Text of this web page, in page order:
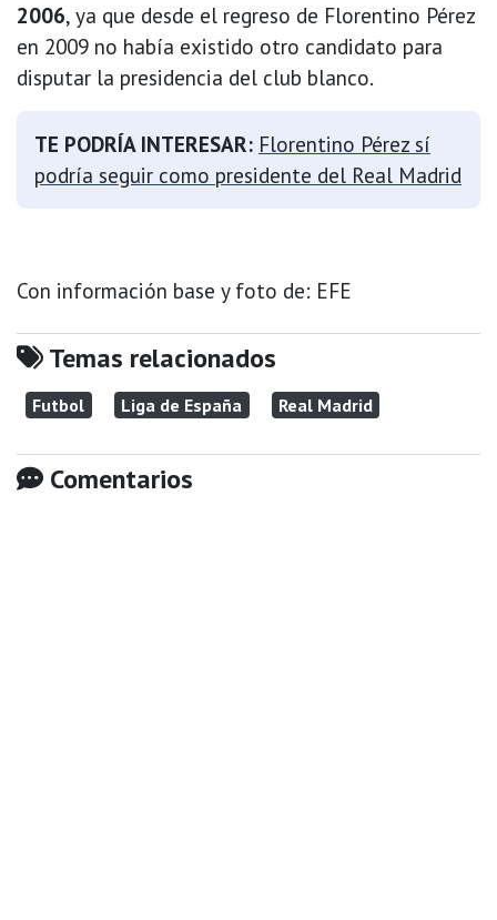
2006, ya que desde el regreso de Florentino Pérez
en 2009 no había existido otro candidato para
disputar la presidencia del club blanco.
TE PODRÍA INTERESAR: Florentino Pérez sí
podría seguir como presidente del Real Madrid
Con información base y foto de: EFE
Temas relacionados
Futbol Liga de España Real Madrid
Comentarios